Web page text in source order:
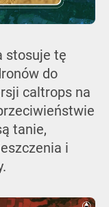
stosuje tę
do
caltrops na
tanie,
i